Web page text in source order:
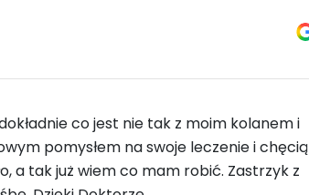
co jest nie tak z moim kolanem i
pomysłem na swoje leczenie i chęcią
a tak już wiem co mam robić. Zastrzyk z